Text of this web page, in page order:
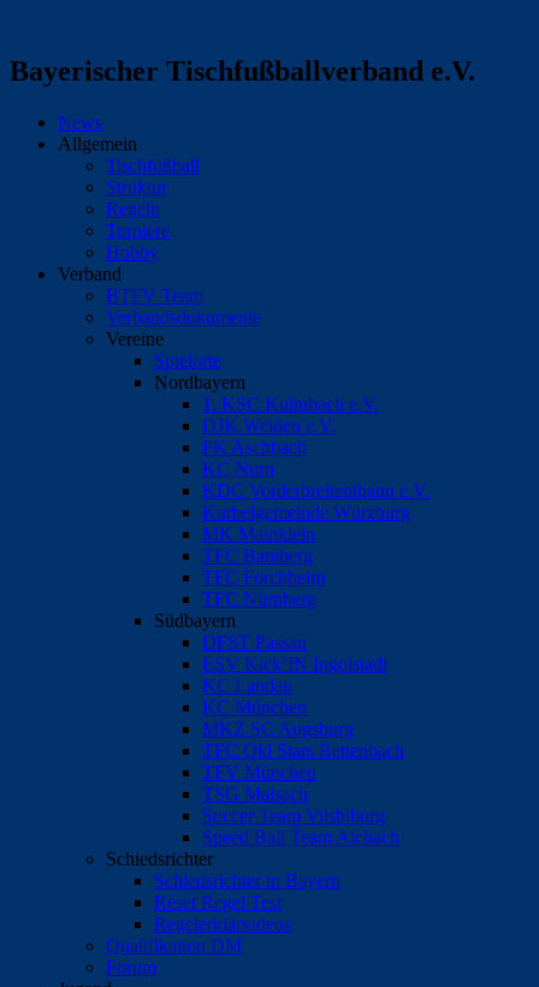
Bayerischer Tischfußballverband e.V.
News
Allgemein
Tischfußball
Struktur
Regeln
Turniere
Hobby
Verband
BTFV Team
Verbandsdokumente
Vereine
Spielorte
Nordbayern
1. KSC Kulmbach e.V.
DJK Weiden e.V.
FK Aschbach
KC Nurn
KDC Vorderbreitenthann e.V.
Kurbelgemeinde Würzburg
MK Mainklein
TFC Bamberg
TFC Forchheim
TFC Nürnberg
Südbayern
DFST Passau
ESV Kick’IN Ingolstadt
KC Landau
KC München
MKZ SC Augsburg
TFC Old Stars Rettenbach
TFV München
TSG Maisach
Soccer Team Vilsbiburg
Speed Ball Team Aichach
Schiedsrichter
Schiedsrichter in Bayern
Reset Regel Test
Regelerklärvideos
Qualifikation DM
Forum